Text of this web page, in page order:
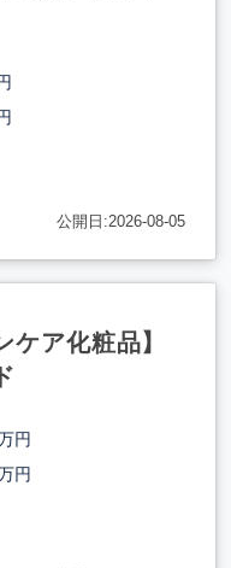
公開日:2026-08-05
ケア化粧品】
円
円